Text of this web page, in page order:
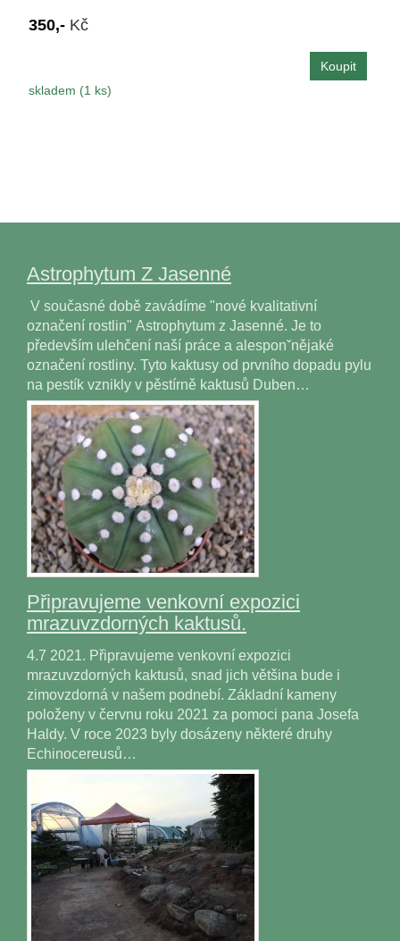
350,- Kč
skladem (1 ks)
Astrophytum Z Jasenné
V současné době zavádíme "nové kvalitativní
označení rostlin" Astrophytum z Jasenné. Je to
především ulehčení naší práce a alesponˇnějaké
označení rostliny. Tyto kaktusy od prvního dopadu pylu
na pestík vznikly v pěstírně kaktusů Duben…
Připravujeme venkovní expozici
mrazuvzdorných kaktusů.
4.7 2021. Připravujeme venkovní expozici
mrazuvzdorných kaktusů, snad jich většina bude i
zimovzdorná v našem podnebí. Základní kameny
položeny v červnu roku 2021 za pomoci pana Josefa
Haldy. V roce 2023 byly dosázeny některé druhy
Echinocereusů…